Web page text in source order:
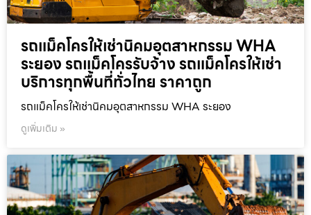
รถแม็คโครให้เช่านิคมอุตสาหกรรม WHA
ระยอง รถแม็คโครรับจ้าง รถแม็คโครให้เช่า
บริการทุกพื้นที่ทั่วไทย ราคาถูก
รถแม็คโครให้เช่านิคมอุตสาหกรรม WHA ระยอง
ดูเพิ่มเติม »